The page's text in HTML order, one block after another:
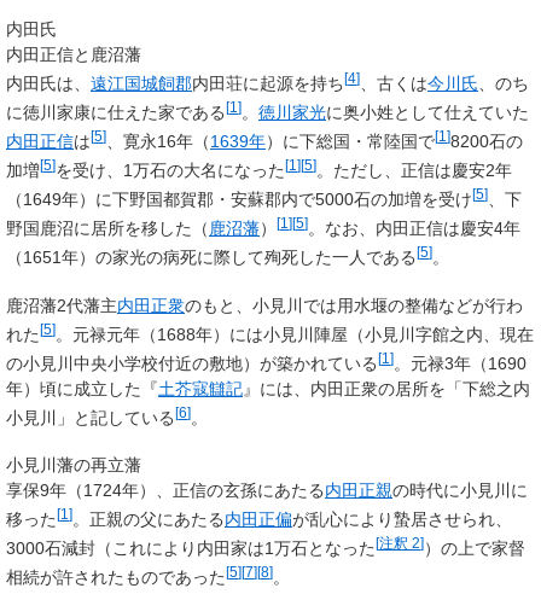
内田氏
内田正信と鹿沼藩
内田氏は、 遠江国城飼郡内田荘に起源を持ち[4]、古くは今川氏、のち
に徳川家康に仕えた家である [1 ]。 徳川家光に奥小姓として仕えていた
内田正信は[5]、寛永16年（1639年）に下総国・常陸国で[1 ]8200石の
加増[5]を受け、1万石の大名になった [1 ][5]。ただし、正信は慶安2年
（1649年）に下野国都賀郡・安蘇郡内で5000石の加増を受け[5]、下
野国鹿沼に居所を移した（鹿沼藩） [1 ][5]。なお、内田正信は慶安4年
（1651年）の家光の病死に際して殉死した一人である [5]。
鹿沼藩2代藩主内田正衆のもと、小見川では用水堰の整備などが行わ
れた[5]。元禄元年（1688年）には小見川陣屋（小見川字館之内、現在
の小見川中央小学校付近の敷地）が築かれている[1 ]。元禄3年（1690
年）頃に成立した『土芥寇讎記』には、内田正衆の居所を「下総之内
小見川」と記している[6]。
小見川藩の再立藩
享保9年（1724年）、正信の玄孫にあたる内田正親の時代に小見川に
移った [1 ]。正親の父にあたる内田正偏が乱心により蟄居させられ、
3000石減封（これにより内田家は1万石となった [注釈 2] ）の上で家督
相続が許されたものであった [5][7][8]。